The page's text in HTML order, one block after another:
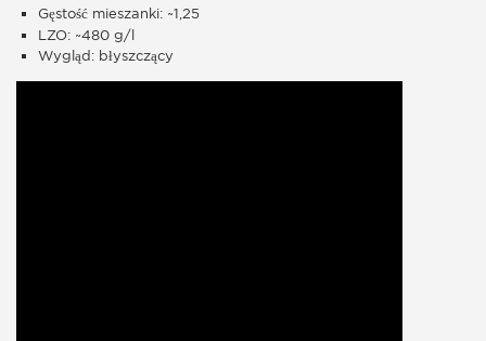
Gęstość mieszanki: ~1,25
LZO: ~480 g/l
Wygląd: błyszczący